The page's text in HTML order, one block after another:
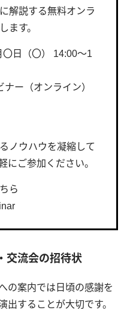
解説する無料オンラ
ます。
〇日（〇） 14:00～1
ー（オンライン）
ノウハウを凝縮して
にご参加ください。
ら
交流会の招待状
の案内では日頃の感謝を
出することが大切です。